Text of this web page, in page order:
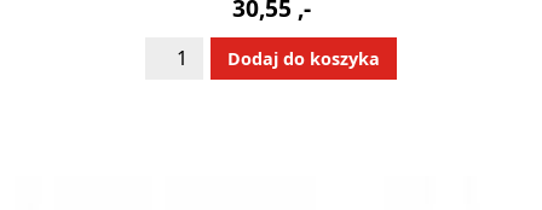
30,55 ,-
ilość
Okleina
Dodaj do koszyka
Alternative: